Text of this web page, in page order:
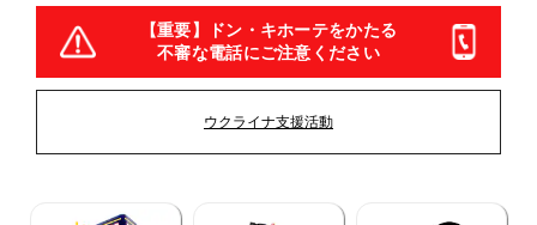
【重要】ドン・キホーテをかたる
不審な電話にご注意ください
ウクライナ支援活動